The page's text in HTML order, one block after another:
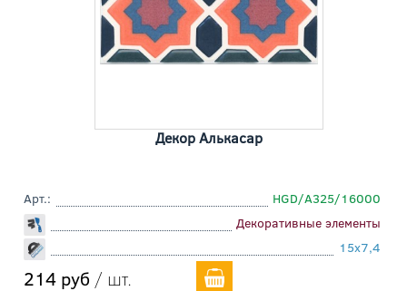
Декор Алькасар
Арт.:
HGD/A325/16000
Декоративные элементы
15x7,4
214 руб / шт.